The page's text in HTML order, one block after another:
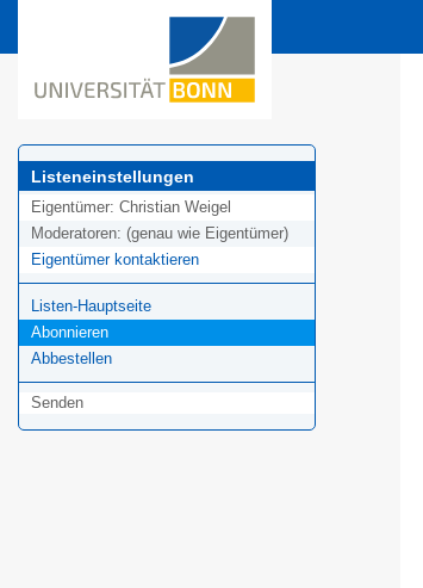
Listeneinstellungen
Eigentümer: Christian Weigel
Moderatoren: (genau wie Eigentümer)
Eigentümer kontaktieren
Listen-Hauptseite
Abonnieren
Abbestellen
Senden